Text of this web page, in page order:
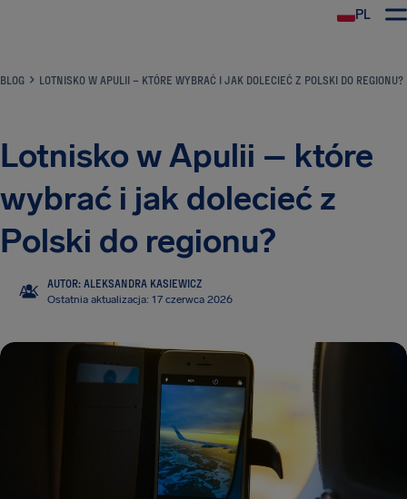
PL
BLOG LOTNISKO W APULII – KTÓRE WYBRAĆ I JAK DOLECIEĆ Z POLSKI DO REGIONU?
Lotnisko w Apulii – które
wybrać i jak dolecieć z
Polski do regionu?
AK
AUTOR: ALEKSANDRA KASIEWICZ
Ostatnia aktualizacja: 17 czerwca 2026